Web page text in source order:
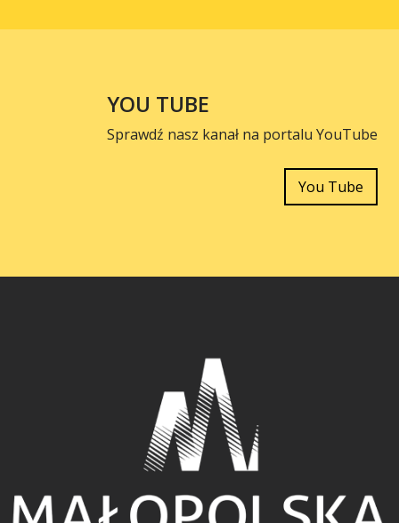
YOU TUBE
Sprawdź nasz kanał na portalu YouTube
You Tube